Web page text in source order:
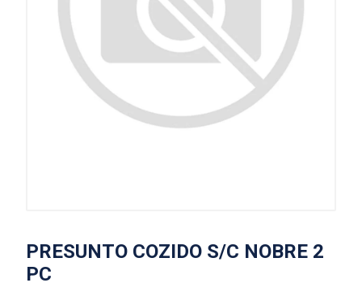
PRESUNTO COZIDO S/C NOBRE 2
PC